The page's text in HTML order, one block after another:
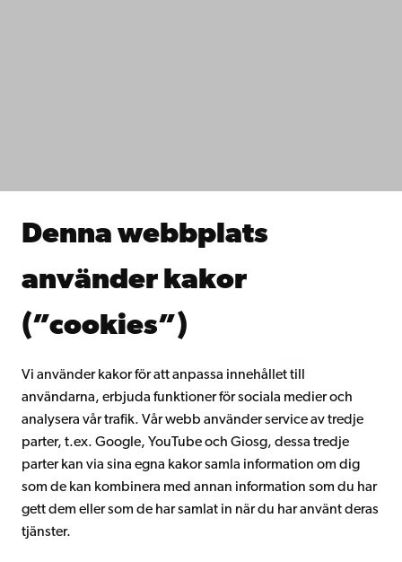
Denna webbplats
använder kakor
(”cookies”)
Vi använder kakor för att anpassa innehållet till
användarna, erbjuda funktioner för sociala medier och
analysera vår trafik. Vår webb använder service av tredje
parter, t.ex. Google, YouTube och Giosg, dessa tredje
parter kan via sina egna kakor samla information om dig
som de kan kombinera med annan information som du har
gett dem eller som de har samlat in när du har använt deras
tjänster.
Samarbeta med oss
Kontinuerligt lärande
Gå med i Åbo Akademis alumnnätverk
Intranätet
Facebook InstagramYouTube LinkedIn Blog Snapchat